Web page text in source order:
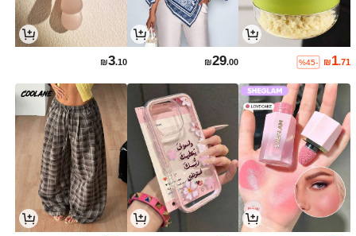
₪1.71
%45-
₪29.00
₪3.10